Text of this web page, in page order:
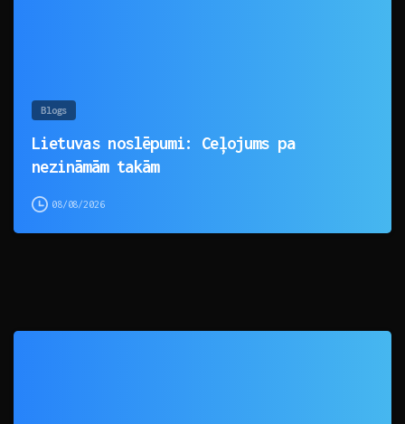
Blogs
Lietuvas noslēpumi: Ceļojums pa
nezināmām takām
08/08/2026